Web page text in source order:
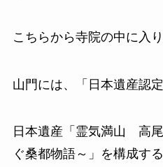
こちらから寺院の中に入り
山門には、「日本遺産認
日本遺産「霊気満山 高
ぐ桑都物語～」を構成す